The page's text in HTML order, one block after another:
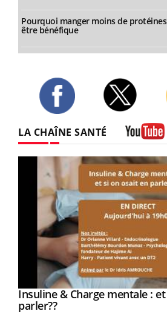
Pourquoi manger moins de
être bénéfique
LA CHAÎNE SANTÉ
Youtube
Insuline & Charge mentale :
parler??Youtube